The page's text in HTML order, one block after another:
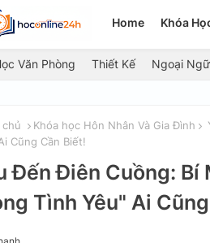
Home Khóa
Văn Phòng Thiết Kế Ngoại Ngữ
chủ Khóa học Hôn Nhân Và Gia Đình
Cũng Cần Biết!
Đến Điên Cuồng: Bí
Tình Yêu" Ai